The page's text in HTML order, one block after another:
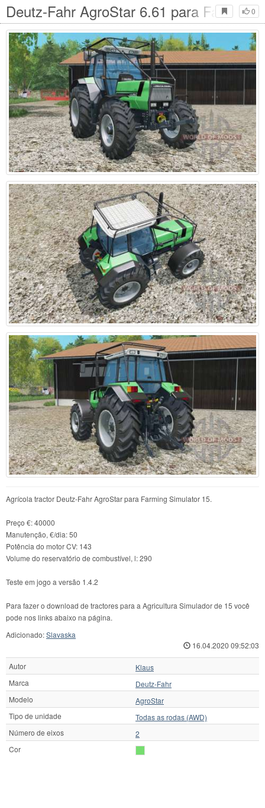
0
Deutz-Fahr AgroStar 6.61 para Farming
Agrícola tractor Deutz-Fahr AgroStar para Farming Simulator 15.
Preço €: 40000
Manutenção, €/dia: 50
Potência do motor CV: 143
Volume do reservatório de combustível, l: 290
Teste em jogo a versão 1.4.2
Para fazer o download de tractores para a Agricultura Simulador de 15 você
pode nos links abaixo na página.
Adicionado:Slavaska
16.04.2020 09:52:03
Autor
Klaus
Marca
Deutz-Fahr
Modelo
AgroStar
Tipo de unidade
Todas as rodas (AWD)
Número de eixos
2
Cor